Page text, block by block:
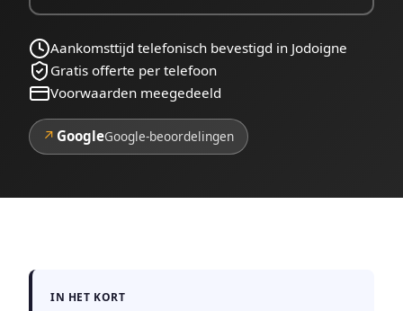
Aankomsttijd telefonisch bevestigd in Jodoigne
Gratis offerte per telefoon
Voorwaarden meegedeeld
↗ GoogleGoogle-beoordelingen
IN HET KORT